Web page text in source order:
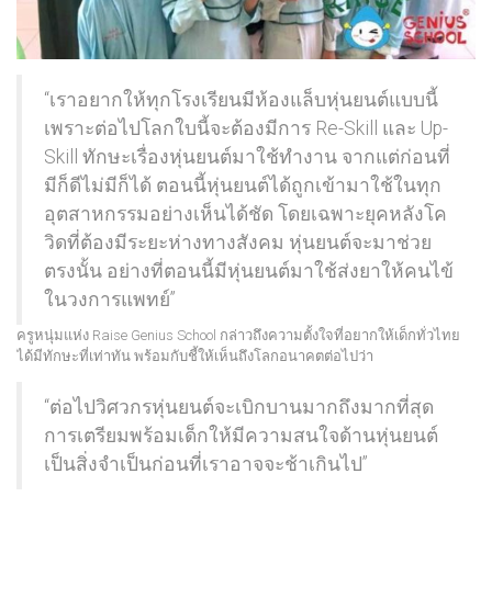
“เราอยากให้ทุกโรงเรียนมีห้องแล็บหุ่นยนต์แบบนี้
เพราะต่อไปโลกใบนี้จะต้องมีการ Re-Skill และ Up-
Skill ทักษะเรื่องหุ่นยนต์มาใช้ทำงาน จากแต่ก่อนที่
มีก็ดีไม่มีก็ได้ ตอนนี้หุ่นยนต์ได้ถูกเข้ามาใช้ในทุก
อุตสาหกรรมอย่างเห็นได้ชัด โดยเฉพาะยุคหลังโค
วิดที่ต้องมีระยะห่างทางสังคม หุ่นยนต์จะมาช่วย
ตรงนั้น อย่างที่ตอนนี้มีหุ่นยนต์มาใช้ส่งยาให้คนไข้
ในวงการแพทย์”
ครูหนุ่มแห่ง Raise Genius School กล่าวถึงความตั้งใจที่อยากให้เด็กทั่วไทย
ได้มีทักษะที่เท่าทัน พร้อมกับชี้ให้เห็นถึงโลกอนาคตต่อไปว่า
“ต่อไปวิศวกรหุ่นยนต์จะเบิกบานมากถึงมากที่สุด
การเตรียมพร้อมเด็กให้มีความสนใจด้านหุ่นยนต์
เป็นสิ่งจำเป็นก่อนที่เราอาจจะช้าเกินไป”